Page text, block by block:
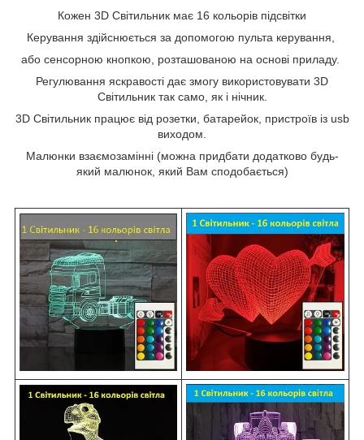
Кожен 3D Світильник має 16 кольорів підсвітки
Керування здійснюється за допомогою пульта керування,
або сенсорною кнопкою, розташованою на основі приладу.
Регулювання яскравості дає змогу використовувати 3D
Світильник так само, як і нічник.
3D Світильник працює від розетки, батарейок, пристроїв із usb
виходом.
Малюнки взаємозамінні (можна придбати додатково будь-
який малюнок, який Вам сподобається)